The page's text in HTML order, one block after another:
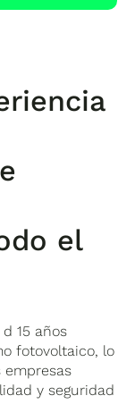
el
15 años
fotovoltaico, lo
empresas
y seguridad